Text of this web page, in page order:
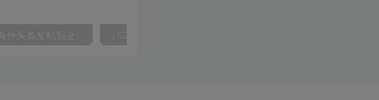
（9827期）海外头条发帖掘金，轻松月入10000+，无脑搬运发布，新手小白无门槛